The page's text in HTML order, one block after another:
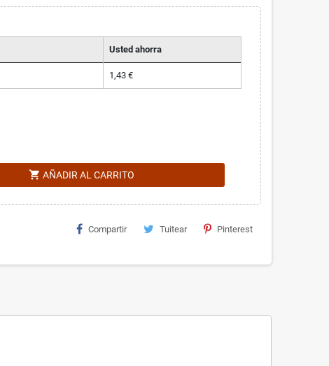
Usted ahorra
1,43 €
shopping_cart AÑADIR AL CARRITO
Compartir Tuitear Pinterest